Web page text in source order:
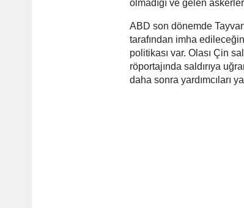
olmadığı ve gelen
ABD son dönemde
tarafından imha
politikası var. Olası Çin
röportajında saldırıya
daha sonra yardımcıları